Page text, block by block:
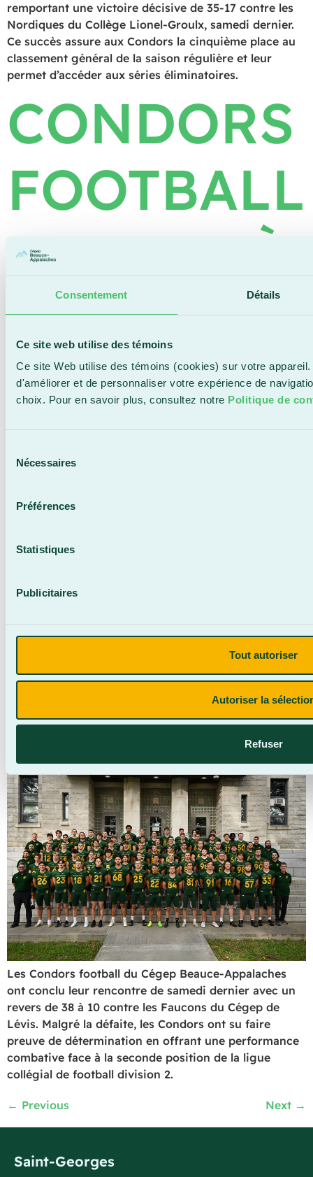
Consentement Détails
Ce site web utilise des témoins
Ce site Web utilise des témoins (cookies) sur votre
d'améliorer et de personnaliser votre expérience de
choix. Pour en savoir plus, consultez notre Politique de
Nécessaires
Préférences
Statistiques
Publicitaires
Tout autoriser
Autoriser la
Refuser
remportant une victoire décisive de 35-17 contre les
Nordiques du Collège Lionel-Groulx, samedi dernier.
Ce succès assure aux Condors la cinquième place au
classement général de la saison régulière et leur
permet d’accéder aux séries éliminatoires.
CONDORS
FOOTBALL
– APPEL À
LA
POUR LE
DERNIER
MATCH DE
LA
SAISON
Les Condors football du Cégep Beauce-Appalaches
ont conclu leur rencontre de samedi dernier avec un
revers de 38 à 10 contre les Faucons du Cégep de
Lévis. Malgré la défaite, les Condors ont su faire
preuve de détermination en offrant une performance
combative face à la seconde position de la ligue
collégial de football division 2.
← Previous Next →
Saint-Georges